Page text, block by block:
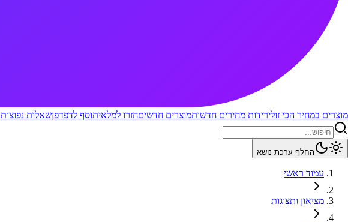
מוצרים במחיר הכי זולירידות מחירים חדשותמוצרים חדשיםחזרו למלאיתוסף לדפדפןשאלות נפוצות
החלף ערכת נושא
עמוד ראשי
מציאון ותצוגות